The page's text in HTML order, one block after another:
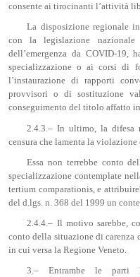
consente ai tirocinanti l’attività
La disposizione regionale
con la legislazione
dell’emergenza da COVID-
specializzazione o ai corsi di
l’instaurazione di rapporti
provvisori o di sostituzione
conseguimento del titolo affatto
2.4.3.– In ultimo, la difesa
censura che lamenta la violazione
Essa non terrebbe conto
specializzazione contemplate
tertium comparationis, e
del d.lgs. n. 368 del 1999 un
2.4.4.– Il motivo sarebbe,
conto della situazione di carenza
in cui versa la Regione Veneto.
3.– Entrambe le parti